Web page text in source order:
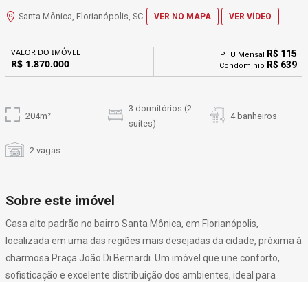
Santa Mônica, Florianópolis, SC VER NO MAPA VER VÍDEO
VALOR DO IMÓVEL
R$ 1.870.000
IPTU Mensal R$ 115
Condomínio R$ 639
204m²
3 dormitórios (2
suítes)
4 banheiros
2 vagas
Sobre este imóvel
Casa alto padrão no bairro Santa Mônica, em Florianópolis,
localizada em uma das regiões mais desejadas da cidade, próxima à
charmosa Praça João Di Bernardi. Um imóvel que une conforto,
sofisticação e excelente distribuição dos ambientes, ideal para